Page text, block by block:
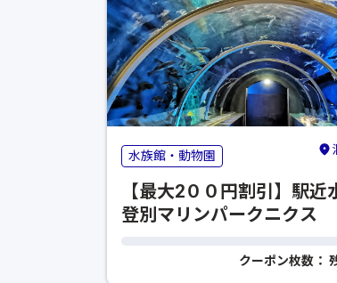
水族館・動物園
【最大2００円割引】駅
登別マリンパークニクス
クーポン枚数：